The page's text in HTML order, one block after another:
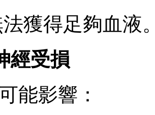
獲得足夠血液
經受損
能影響：